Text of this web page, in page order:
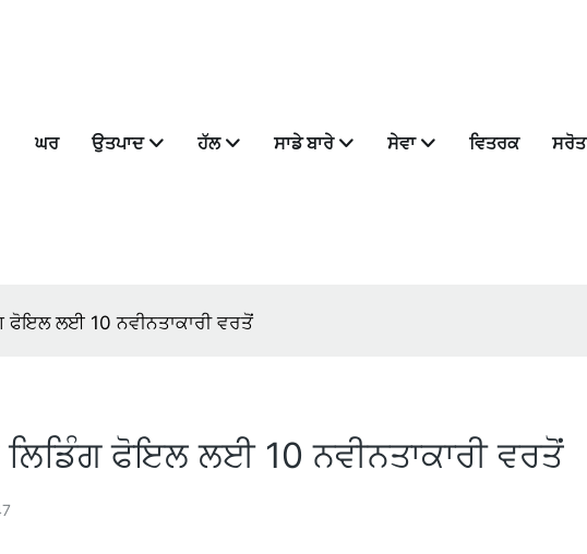
ਘਰ ਉਤਪਾਦ ਹੱਲ ਸਾਡੇ ਬਾਰੇ ਸੇਵਾ ਵਿਤਰਕ ਸਰੋਤ
ਲਈ 10 ਨਵੀਨਤਾਕਾਰੀ ਵਰਤੋਂ
ਫੋਇਲ ਲਈ 10 ਨਵੀਨਤਾਕਾਰੀ ਵਰਤੋਂ